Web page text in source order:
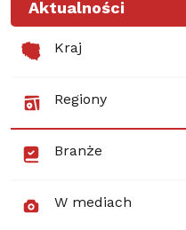
Aktualności
Kraj
Regiony
Branże
W mediach